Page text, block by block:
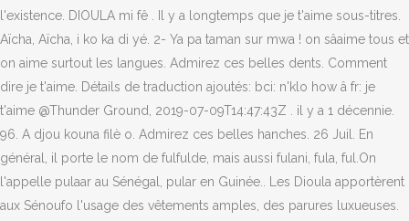
l'existence. DIOULA mi fê . Il y a longtemps que je t'aime sous-titres.
Aïcha, Aïcha, i ko ka di yé. 2- Ya pa taman sur mwa ! on sâaime tous et
on aime surtout les langues. Admirez ces belles dents. Comment
dire je t'aime. Détails de traduction ajoutés: bci: n'klo how â fr: je
t'aime @Thunder Ground, 2019-07-09T14:47:43Z . il y a 1 décennie.
96. A djou kouna filè o. Admirez ces belles hanches. 26 Juil. En
général, il porte le nom de fulfulde, mais aussi fulani, fula, ful.On
l'appelle pulaar au Sénégal, pular en Guinée.. Les Dioula apportèrent
aux Sénoufo l'usage des vêtements amples, des parures luxueuses.